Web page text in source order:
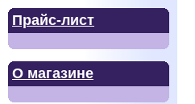
Прайс-лист
О магазине